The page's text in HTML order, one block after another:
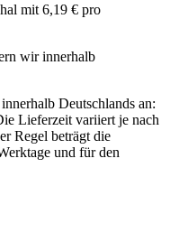
mit 6,19 € pro
wir innerhalb
Deutschlands an:
Lieferzeit variiert je nach
Regel beträgt die
und für den